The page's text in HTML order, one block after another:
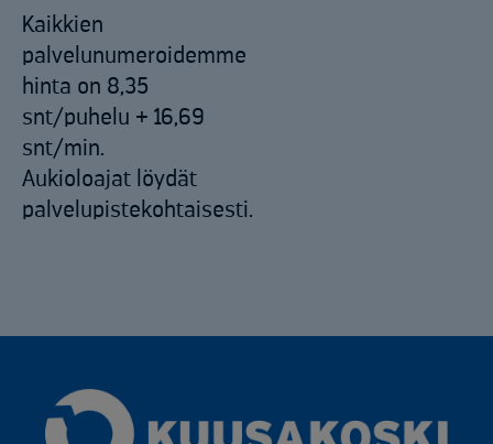
Kaikkien
palvelunumeroidemme
hinta on 8,35
snt/puhelu + 16,69
snt/min.
Aukioloajat löydät
palvelupistekohtaisesti.